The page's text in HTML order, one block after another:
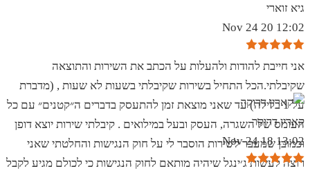
גיא זוארי
12:02 20 Nov 24
אני חייבת להודות ולהעלות על הכתב את השירות והתוצאה
שקיבלתי.הכל התחיל בשירות שקיבלתי בשעות לא שעות , (מדברת
על 1 בלילה) עד שאני מוצאת זמן להתעסק בדברים ה״קטנים״ עם כל
העומס של השגרה, העסק ובעל במילואים . קיבלתי שירות יוצא דופן
וכמובן שמעבר לשירות הוסבר לי על חוק הנגישות והחלטתי שאני
רוצה לעשות ג׳ינגל שיהיה מותאם לחוק הנגישות כי לכולם מגיע לקבל
קארין דרוקר
13:02 18 Nov 24